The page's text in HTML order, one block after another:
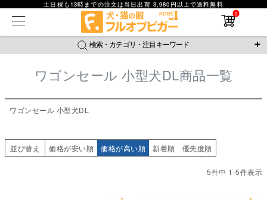
土日祝も13時までの注文は当日出荷 3,980円以上で送料無料
0
検索・カテゴリ・注目キーワード
＼注目ワード／
ジャージ 防蚊 腹巻 撥水レイン ラッシュガード
接触冷感
在庫なし商品を表示しない
商品番号
並び順
新着順
レビュー数順
ワゴンセール 小型犬DL商品一覧
ワゴンセール 小型犬DL
登録順
価格が安い順
優先度順
レビュー順
検索
並び替え 価格が安い順 価格が高い順 新着順 優先度順
5件中 1-5件表示